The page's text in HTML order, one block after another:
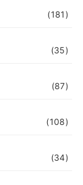
(181)
(35)
(87)
(108)
(34)